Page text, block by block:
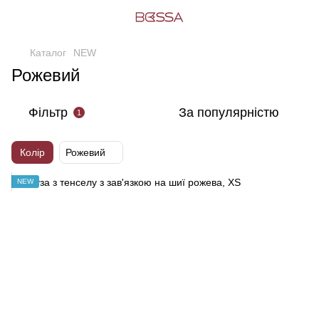
Каталог NEW
Рожевий
Фільтр 1 За популярністю
Колір Рожевий
NEW